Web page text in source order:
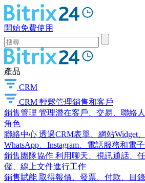
開始免費使用
產品
CRM
CRM 輕鬆管理銷售和客戶
銷售管理 管理潛在客戶、交易、聯絡
角色
聯絡中心 透過CRM表單、網站Widget
WhatsApp、Instagram、電話服務和電
銷售團隊協作 利用聊天、視訊通話、
儲、線上文件進行工作
銷售賦能 取得報價、發票、付款、目